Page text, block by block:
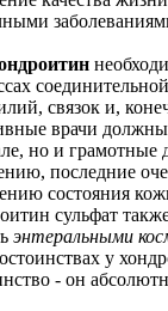
связок и,
врачи
но и грамотные
последние
состояния
сульфат
энтеральными
у
- он